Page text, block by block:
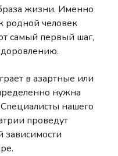
жизни. Именно
родной человек
самый первый шаг,
в азартные или
нужна
нашего
проведут